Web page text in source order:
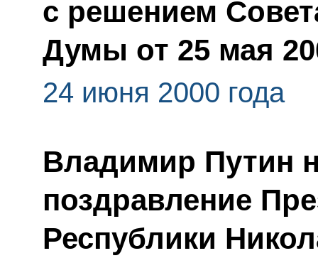
с решением
Думы от 25 мая
24 июня 2000 года
Владимир Путин
поздравление
Республики